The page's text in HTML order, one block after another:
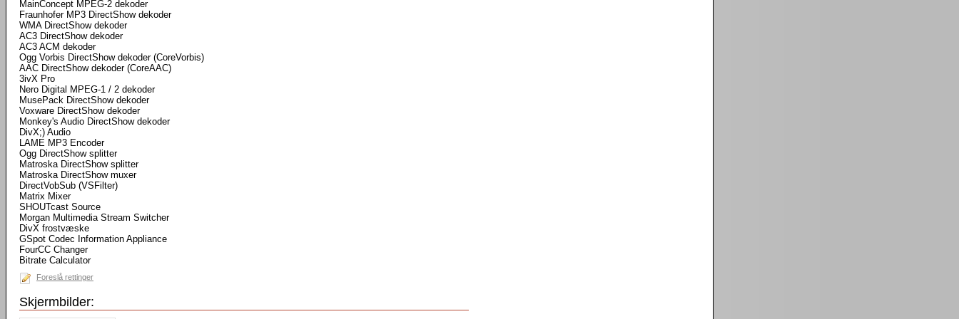
MainConcept MPEG-2 dekoder
Fraunhofer MP3 DirectShow dekoder
WMA DirectShow dekoder
AC3 DirectShow dekoder
AC3 ACM dekoder
Ogg Vorbis DirectShow dekoder (CoreVorbis)
AAC DirectShow dekoder (CoreAAC)
3ivX Pro
Nero Digital MPEG-1 / 2 dekoder
MusePack DirectShow dekoder
Voxware DirectShow dekoder
Monkey's Audio DirectShow dekoder
DivX;) Audio
LAME MP3 Encoder
Ogg DirectShow splitter
Matroska DirectShow splitter
Matroska DirectShow muxer
DirectVobSub (VSFilter)
Matrix Mixer
SHOUTcast Source
Morgan Multimedia Stream Switcher
DivX frostvæske
GSpot Codec Information Appliance
FourCC Changer
Bitrate Calculator
Foreslå rettinger
Skjermbilder: